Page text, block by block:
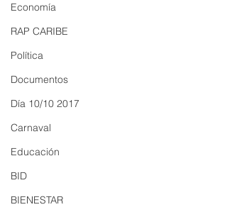
Economía
RAP CARIBE
Política
Documentos
Día 10/10 2017
Carnaval
Educación
BID
BIENESTAR